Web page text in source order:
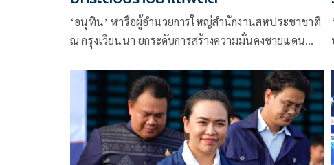
‘อนุทิน’ หารือผู้อำนวยการใหญ่สำนักงานสหประชาชาติ
ณ กรุงเวียนนา ยกระดับการสร้างความมั่นคงชายแดน